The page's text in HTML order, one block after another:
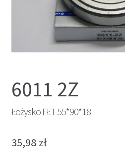
6011 2Z
Łożysko FŁT 55*90*18
35,98 zł